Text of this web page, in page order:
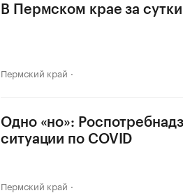
В Пермском крае за
Пермский край
Одно «но»:
ситуации по COVID
Пермский край